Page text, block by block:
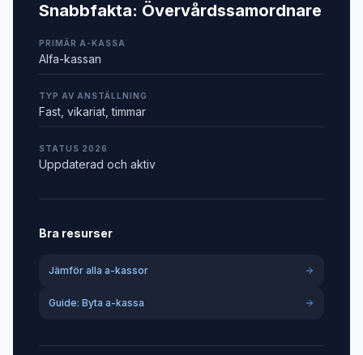
Snabbfakta: Övervårdssamordnare
PRIMÄR A-KASSA
Alfa-kassan
TYP AV ANSTÄLLNING
Fast, vikariat, timmar
STATUS 2026
Uppdaterad och aktiv
Bra resurser
Jämför alla a-kassor
Guide: Byta a-kassa